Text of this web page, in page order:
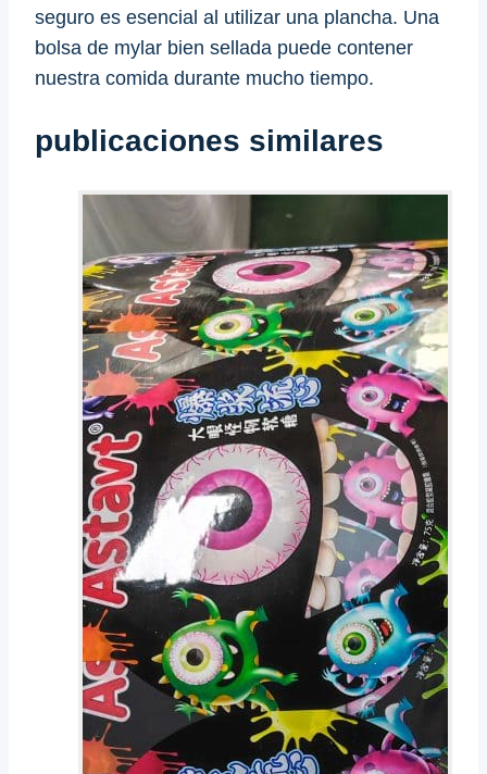
seguro es esencial al utilizar una plancha. Una
bolsa de mylar bien sellada puede contener
nuestra comida durante mucho tiempo.
publicaciones similares